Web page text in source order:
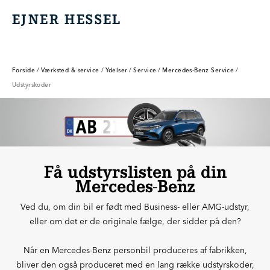
EJNER HESSEL
EJNER HESSEL
Forside / Værksted & service / Ydelser / Service / Mercedes-Benz Service /
Udstyrskoder
Få udstyrslisten på din
Mercedes-Benz
Ved du, om din bil er født med Business- eller AMG-udstyr,
eller om det er de originale fælge, der sidder på den?
Når en Mercedes-Benz personbil produceres af fabrikken,
bliver den også produceret med en lang række udstyrskoder,